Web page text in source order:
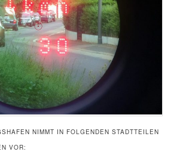
NIMMT IN FOLGENDEN STADTTEILEN
VOR: